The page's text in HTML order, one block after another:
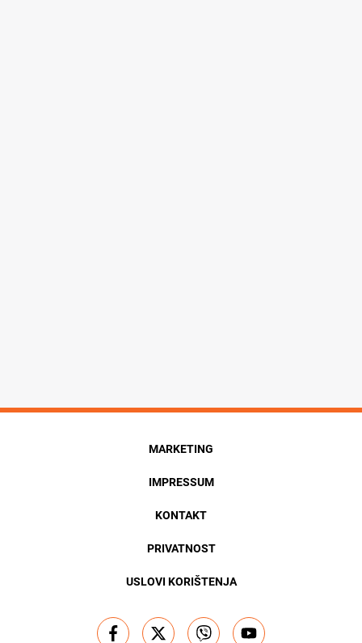
MARKETING
IMPRESSUM
KONTAKT
PRIVATNOST
USLOVI KORIŠTENJA